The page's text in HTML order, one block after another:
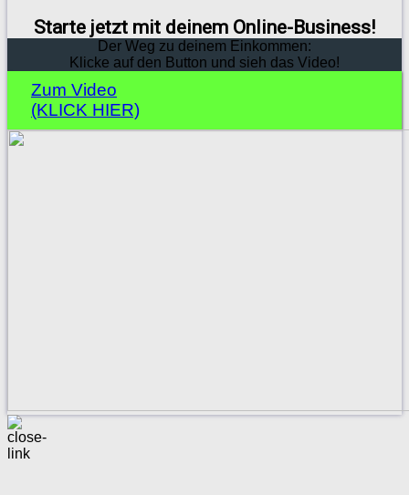
Starte jetzt mit deinem Online-Business!
Der Weg zu deinem Einkommen:
Klicke auf den Button und sieh das Video!
Zum Video
(KLICK HIER)